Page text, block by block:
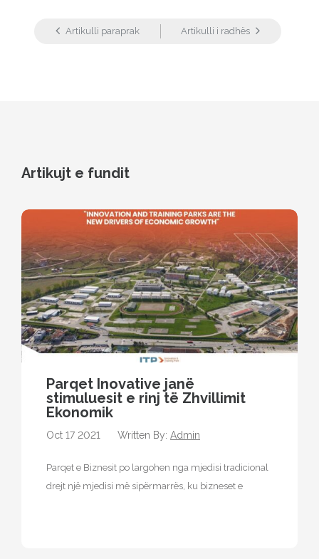
Artikulli paraprak Artikulli i radhës
Artikujt e fundit
Parqet Inovative janë
stimuluesit e rinj të Zhvillimit
Ekonomik
Oct 17 2021 Written By: Admin
Parqet e Biznesit po largohen nga mjedisi tradicional
drejt një mjedisi më sipërmarrës, ku bizneset e